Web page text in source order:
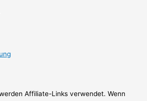
Affiliate-Links verwendet. Wenn